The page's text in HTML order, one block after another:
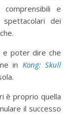
e
dei
poter dire che
in Kong: Skull
è proprio quella
il successo